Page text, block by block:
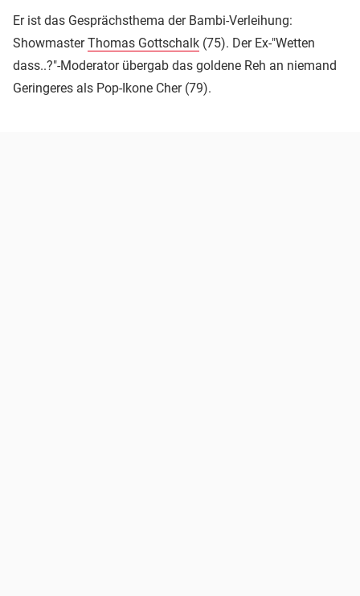
Er ist das Gesprächsthema der Bambi-Verleihung:
ShowmasterThomas Gottschalk (75). Der Ex-"Wetten
dass..?"-Moderator übergab das goldene Reh an niemand
Geringeres als Pop-Ikone Cher (79).